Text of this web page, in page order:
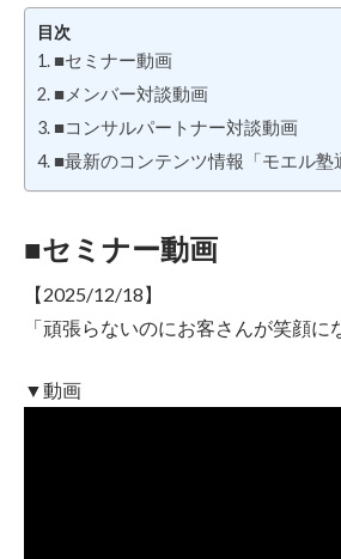
目次
■セミナー動画
■メンバー対談動画
■コンサルパートナー対談動画
■最新のコンテンツ情報「モエル塾
■セミナー動画
【2025/12/18】
「頑張らないのにお客さんが笑顔に
▼動画